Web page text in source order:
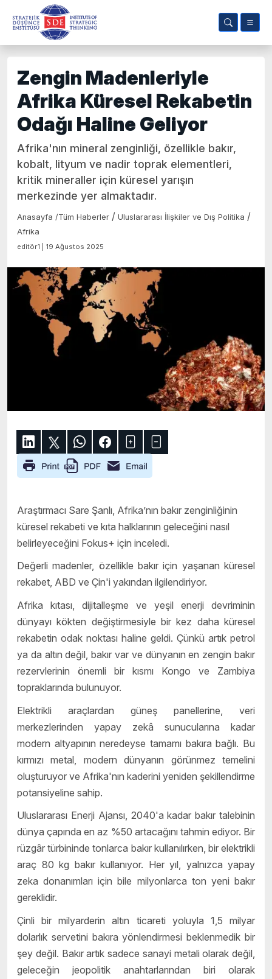
Zengin Madenleriyle
Afrika Küresel Rekabetin
Odağı Haline Geliyor
Afrika'nın mineral zenginliği, özellikle bakır,
kobalt, lityum ve nadir toprak elementleri,
kritik mineraller için küresel yarışın
merkezinde yer almaktadır.
Anasayfa /Tüm Haberler / Uluslararası İlişkiler ve Dış Politika /
Afrika
editör1 | 19 Ağustos 2025
Araştırmacı Sare Şanlı, Afrika’nın bakır zenginliğinin
küresel rekabeti ve kıta halklarının geleceğini nasıl
belirleyeceğini Fokus+ için inceledi.
Değerli madenler, özellikle bakır için yaşanan küresel
rekabet, ABD ve Çin'i yakından ilgilendiriyor.
Afrika kıtası, dijitalleşme ve yeşil enerji devriminin
dünyayı kökten değiştirmesiyle bir kez daha küresel
rekabetin odak noktası haline geldi. Çünkü artık petrol
ya da altın değil, bakır var ve dünyanın en zengin bakır
rezervlerinin önemli bir kısmı Kongo ve Zambiya
topraklarında bulunuyor.
Elektrikli araçlardan güneş panellerine, veri
merkezlerinden yapay zekâ sunucularına kadar
modern altyapının neredeyse tamamı bakıra bağlı. Bu
kırmızı metal, modern dünyanın görünmez temelini
oluşturuyor ve Afrika'nın kaderini yeniden şekillendirme
potansiyeline sahip.
Uluslararası Enerji Ajansı, 2040'a kadar bakır talebinin
dünya çapında en az %50 artacağını tahmin ediyor. Bir
rüzgâr türbininde tonlarca bakır kullanılırken, bir elektrikli
araç 80 kg bakır kullanıyor. Her yıl, yalnızca yapay
zeka donanımları için bile milyonlarca ton yeni bakır
gereklidir.
Çinli bir milyarderin altın ticareti yoluyla 1,5 milyar
dolarlık servetini bakıra yönlendirmesi beklenmedik bir
şey değil. Bakır artık sadece sanayi metali olarak değil,
geleceğin jeopolitik anahtarlarından biri olarak